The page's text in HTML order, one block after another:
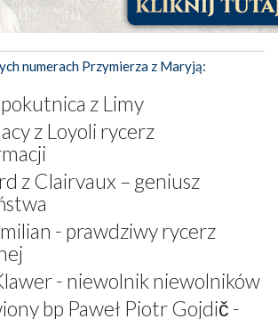
numerach Przymierza z Maryją:
pokutnica z Limy
z Loyoli rycerz
z Clairvaux – geniusz
- prawdziwy rycerz
- niewolnik niewolników
bp Paweł Piotr Gojdič -